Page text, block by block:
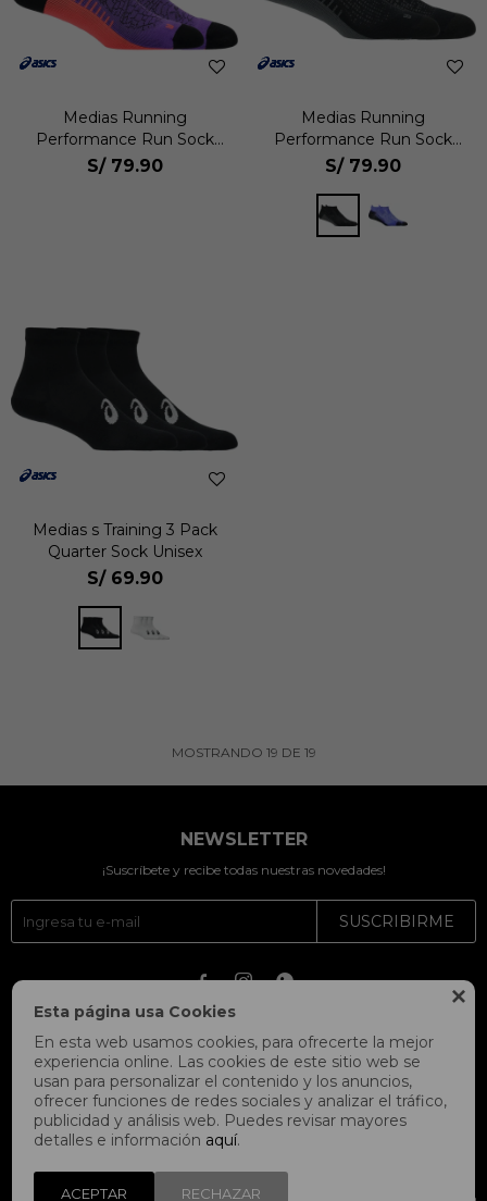

Esta página usa Cookies
En esta web usamos cookies, para ofrecerte la mejor
experiencia online. Las cookies de este sitio web se
usan para personalizar el contenido y los anuncios,
ofrecer funciones de redes sociales y analizar el tráfico,
publicidad y análisis web. Puedes revisar mayores
detalles e información aquí.
ACEPTAR RECHAZAR
Medias Running
Performance Run Sock
Quarter Unisex
S/ 79.90
Medias Running
Performance Run Sock
Ankle Unisex
S/ 79.90
Medias s Training 3 Pack
Quarter Sock Unisex
S/ 69.90
MOSTRANDO 19 DE 19
NEWSLETTER
¡Suscríbete y recibe todas nuestras novedades!
SUSCRIBIRME
  